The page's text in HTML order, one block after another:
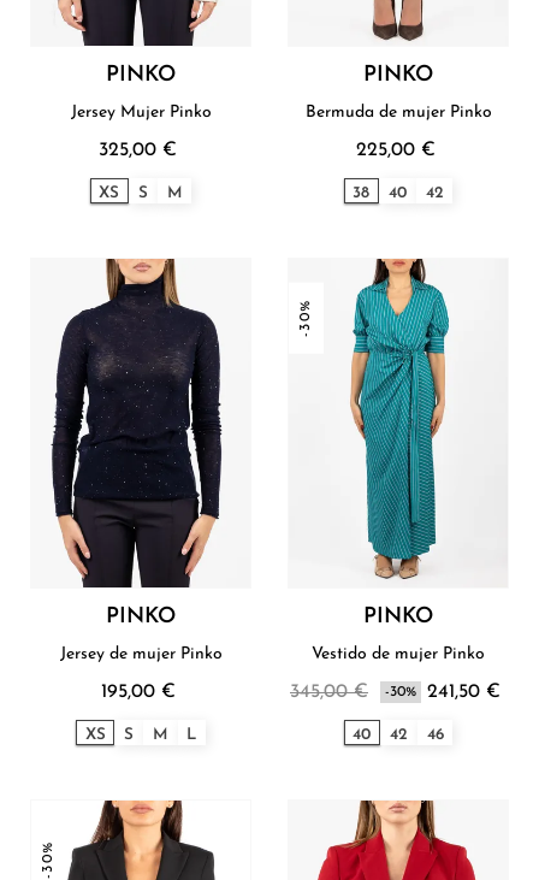
PINKO
Jersey Mujer Pinko
325,00 €
XS S M
PINKO
Bermuda de mujer Pinko
225,00 €
38 40 42
PINKO
Jersey de mujer Pinko
195,00 €
XS S M L
-30%
PINKO
Vestido de mujer Pinko
345,00 € -30% 241,50 €
40 42 46
-30%